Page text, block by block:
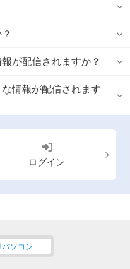
が配信されますか？
情報が配信されます
ログイン
パソコン